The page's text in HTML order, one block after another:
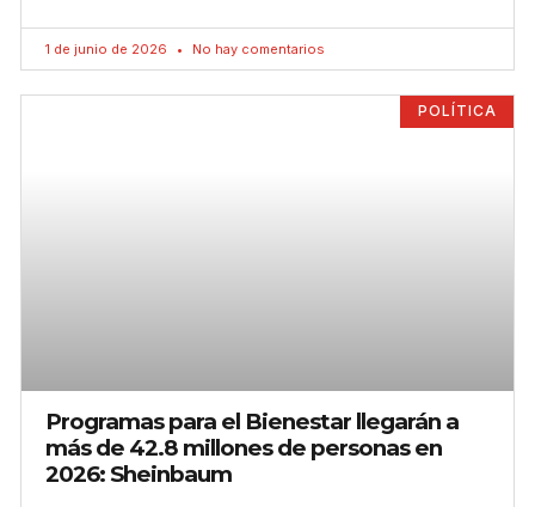
1 de junio de 2026 No hay comentarios
POLÍTICA
Programas para el Bienestar llegarán a
más de 42.8 millones de personas en
2026: Sheinbaum